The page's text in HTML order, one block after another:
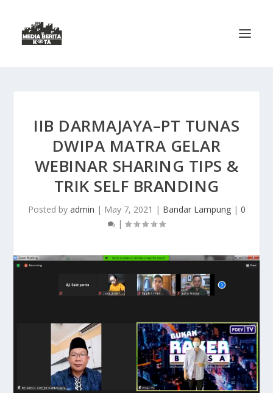
IIB DARMAJAYA–PT TUNAS
DWIPA MATRA GELAR
WEBINAR SHARING TIPS &
TRIK SELF BRANDING
Posted by admin | May 7, 2021 | Bandar Lampung| 0
|